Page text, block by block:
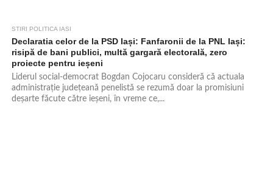
STIRI POLITICA IASI
Declaratia celor de la PSD Iași: Fanfaronii de la PNL Iași:
risipă de bani publici, multă gargară electorală, zero
proiecte pentru ieșeni
Liderul social-democrat Bogdan Cojocaru consideră că actuala
administrație județeană penelistă se rezumă doar la promisiuni
deșarte făcute către ieșeni, în vreme ce,...